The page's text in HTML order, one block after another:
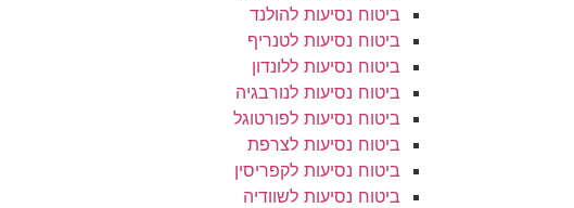
ביטוח נסיעות להולנד
ביטוח נסיעות לטנריף
ביטוח נסיעות ללונדון
ביטוח נסיעות לנורבגיה
ביטוח נסיעות לפורטוגל
ביטוח נסיעות לצרפת
ביטוח נסיעות לקפריסין
ביטוח נסיעות לשוודיה